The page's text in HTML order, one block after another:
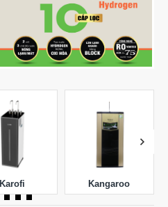
Karofi Kangaroo